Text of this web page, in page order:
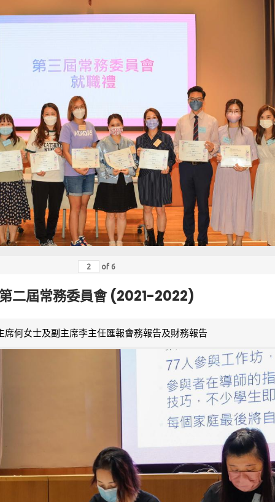
of 6
二屆常務委員會 (2021-2022)
席何女士及副主席李主任匯報會務報告及財務報告